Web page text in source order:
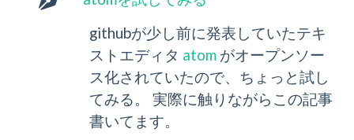
githubが少し前に発表していたテキ
ストエディタ atomがオープンソー
ス化されていたので、ちょっと試し
てみる。 実際に触りながらこの記事
書いてます。